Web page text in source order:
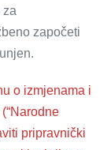
za
započeti
o izmjenama i
pripravnički